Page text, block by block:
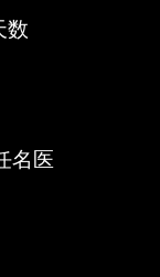
数
名医